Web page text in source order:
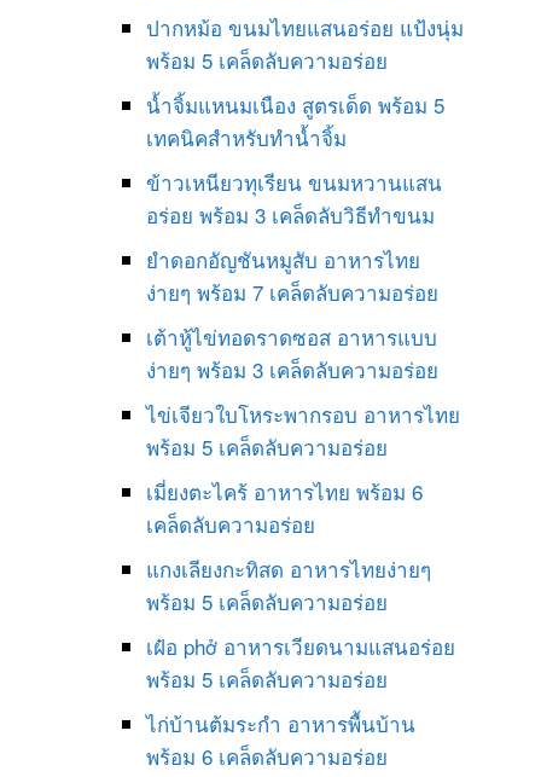
ปากหม้อ ขนมไทยแสนอร่อย แป้งนุ่ม
พร้อม 5 เคล็ดลับความอร่อย
น้ำจิ้มแหนมเนือง สูตรเด็ด พร้อม 5
เทคนิคสำหรับทำน้ำจิ้ม
ข้าวเหนียวทุเรียน ขนมหวานแสน
อร่อย พร้อม 3 เคล็ดลับวิธีทำขนม
ยำดอกอัญชันหมูสับ อาหารไทย
ง่ายๆ พร้อม 7 เคล็ดลับความอร่อย
เต้าหู้ไข่ทอดราดซอส อาหารแบบ
ง่ายๆ พร้อม 3 เคล็ดลับความอร่อย
ไข่เจียวใบโหระพากรอบ อาหารไทย
พร้อม 5 เคล็ดลับความอร่อย
เมี่ยงตะไคร้ อาหารไทย พร้อม 6
เคล็ดลับความอร่อย
แกงเลียงกะทิสด อาหารไทยง่ายๆ
พร้อม 5 เคล็ดลับความอร่อย
เฝ๋อ phở อาหารเวียดนามแสนอร่อย
พร้อม 5 เคล็ดลับความอร่อย
ไก่บ้านต้มระกำ อาหารพื้นบ้าน
พร้อม 6 เคล็ดลับความอร่อย